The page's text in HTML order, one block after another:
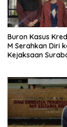
Buron Kasus
M Serahkan Diri
Kejaksaan